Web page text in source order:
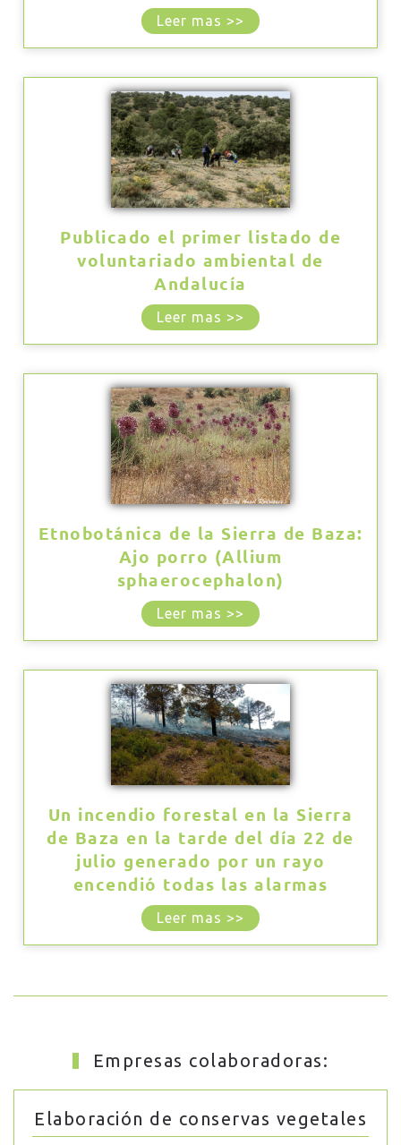
Leer mas >>
Publicado el primer listado de
voluntariado ambiental de
Andalucía
Leer mas >>
Etnobotánica de la Sierra de Baza:
Ajo porro (Allium
sphaerocephalon)
Leer mas >>
Un incendio forestal en la Sierra
de Baza en la tarde del día 22 de
julio generado por un rayo
encendió todas las alarmas
Leer mas >>
Empresas colaboradoras:
Elaboración de conservas vegetales